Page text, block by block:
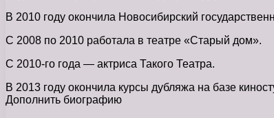
В 2010 году окончила Новосибирский
С 2008 по 2010 работала в театре «Старый дом».
С 2010-го года — актриса Такого Театра.
В 2013 году окончила курсы дубляжа на базе
Дополнить биографию